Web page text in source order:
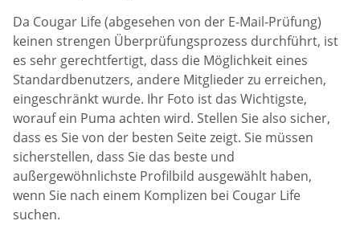
Da Cougar Life (abgesehen von der E-Mail-Prüfung)
keinen strengen Überprüfungsprozess durchführt, ist
es sehr gerechtfertigt, dass die Möglichkeit eines
Standardbenutzers, andere Mitglieder zu erreichen,
eingeschränkt wurde. Ihr Foto ist das Wichtigste,
worauf ein Puma achten wird. Stellen Sie also sicher,
dass es Sie von der besten Seite zeigt. Sie müssen
sicherstellen, dass Sie das beste und
außergewöhnlichste Profilbild ausgewählt haben,
wenn Sie nach einem Komplizen bei Cougar Life
suchen.